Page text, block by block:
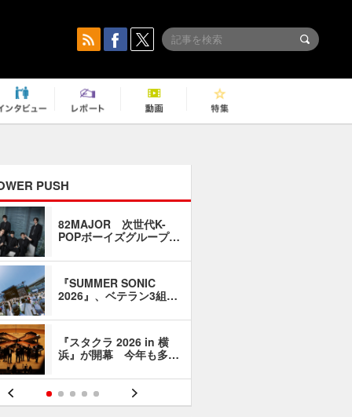
PUSH
82MAJOR 次世代K-
POPボーイズグループ…
『SUMMER SONIC
2026』、ベテラン3組…
『スタクラ 2026 in 横
浜』が開幕 今年も多…